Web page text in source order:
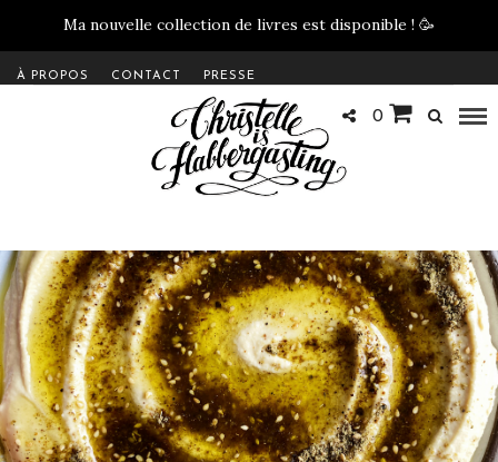
Ma nouvelle collection de livres est disponible ! 🥳
À PROPOS CONTACT PRESSE
0